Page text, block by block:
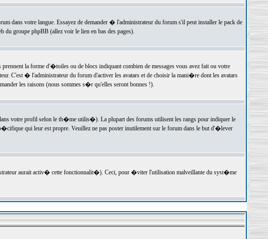
dans votre langue. Essayez de demander � l'administrateur du forum s'il peut installer le pack de
groupe phpBB (allez voir le lien en bas des pages).
la forme d'�toiles ou de blocs indiquant combien de messages vous avez fait ou votre
C'est � l'administrateur du forum d'activer les avatars et de choisir la mani�re dont les avatars
les raisons (nous sommes s�r qu'elles seront bonnes !).
votre profil selon le th�me utilis�). La plupart des forums utilisent les rangs pour indiquer le
qui leur est propre. Veuillez ne pas poster inutilement sur le forum dans le but d'�lever
aurait activ� cette fonctionnalit�). Ceci, pour �viter l'utilisation malveillante du syst�me